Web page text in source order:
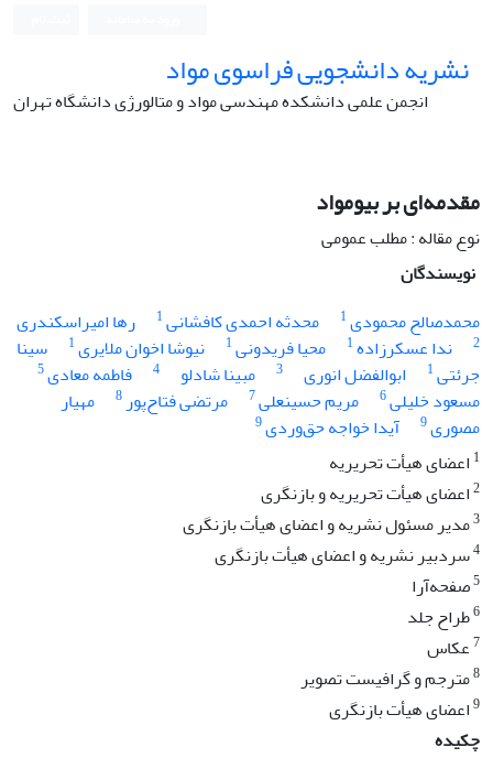
نشریه دانشجویی فراسوی مواد
انجمن علمی دانشکده مهندسی مواد و متالورژی دانشگاه تهران
مقدمه‌ای بر بیومواد
نوع مقاله : مطلب عمومی
نویسندگان
محمدصالح محمودی1 محدثه احمدی کافشانی1 رها امیراسکندری
2 ندا عسکرزاده1 محیا فریدونی1 نیوشا اخوان ملایری1
سینا
جرئتی1 ابوالفضل انوری 3 مبینا شادلو 4 فاطمه معادی5
مسعود خلیلی6 مریم حسینعلی7 مرتضی فتاح‌پور8
مهیار
مصوری9 آیدا خواجه حق‌وردی9
1 اعضای هیأت تحریریه
2اعضای هیأت تحریریه و بازنگری
3مدیر مسئول نشریه‌ و اعضای هیأت بازنگری
4سردبیر نشریه و اعضای هیأت بازنگری
5صفحه‌آرا
6طراح جلد
7عکاس
8مترجم و گرافیست تصویر
9اعضای هیأت بازنگری
چکیده